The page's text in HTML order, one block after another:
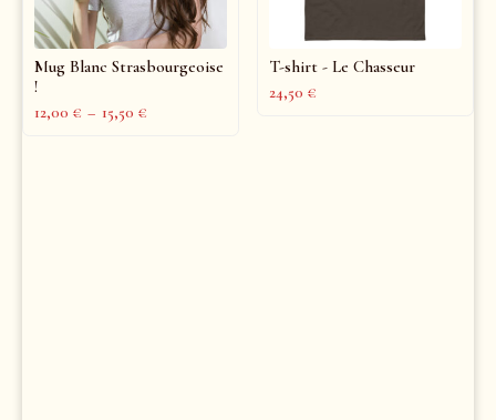
Mug Blanc Strasbourgeoise
!
12,00 € – 15,50 €
T-shirt - Le Chasseur
24,50 €